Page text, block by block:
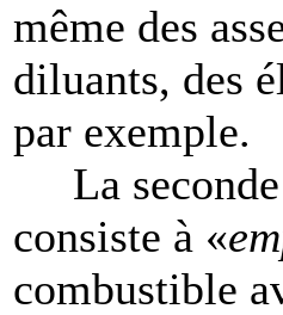
même des
diluants, des
par exemple.
La seconde
consiste à «
combustible